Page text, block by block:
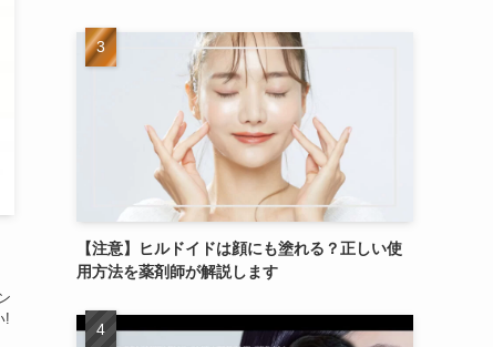
!
【注意】ヒルドイドは顔にも塗れる？正しい使
用方法を薬剤師が解説します